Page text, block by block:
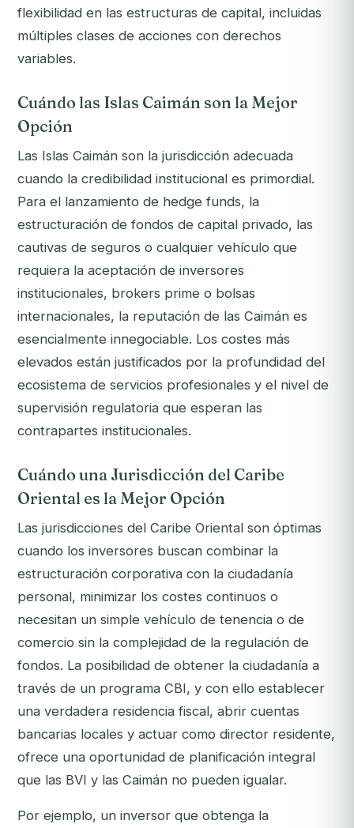
flexibilidad en las estructuras de capital, incluidas
múltiples clases de acciones con derechos
variables.
Cuándo las Islas Caimán son la Mejor
Opción
Las Islas Caimán son la jurisdicción adecuada
cuando la credibilidad institucional es primordial.
Para el lanzamiento de hedge funds, la
estructuración de fondos de capital privado, las
cautivas de seguros o cualquier vehículo que
requiera la aceptación de inversores
institucionales, brokers prime o bolsas
internacionales, la reputación de las Caimán es
esencialmente innegociable. Los costes más
elevados están justificados por la profundidad del
ecosistema de servicios profesionales y el nivel de
supervisión regulatoria que esperan las
contrapartes institucionales.
Cuándo una Jurisdicción del Caribe
Oriental es la Mejor Opción
Las jurisdicciones del Caribe Oriental son óptimas
cuando los inversores buscan combinar la
estructuración corporativa con la ciudadanía
personal, minimizar los costes continuos o
necesitan un simple vehículo de tenencia o de
comercio sin la complejidad de la regulación de
fondos. La posibilidad de obtener la ciudadanía a
través de un programa CBI, y con ello establecer
una verdadera residencia fiscal, abrir cuentas
bancarias locales y actuar como director residente,
ofrece una oportunidad de planificación integral
que las BVI y las Caimán no pueden igualar.
Por ejemplo, un inversor que obtenga la